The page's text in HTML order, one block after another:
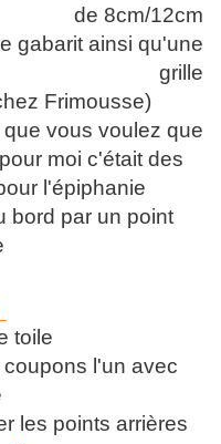
de 8cm/12cm
gabarit ainsi qu'une
grille
Frimousse)
vous voulez que
moi c'était des
l'épiphanie
bord par un point
toile
l'un avec
les points arrières